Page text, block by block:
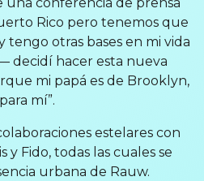
Rico pero tenemos que
tengo otras bases en mi vida
decidí hacer esta nueva
mi papá es de Brooklyn,
mí”.
estelares con
y Fido, todas las cuales se
urbana de Rauw.